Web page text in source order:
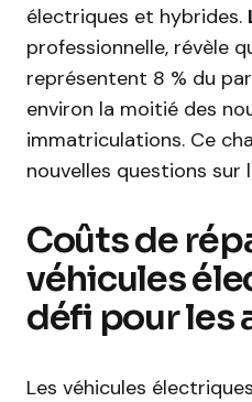
électriques et hybrides.
professionnelle, révèle
représentent 8 % du
environ la moitié des
immatriculations. Ce
nouvelles questions
Coûts de
véhicules
défi pour les
Les véhicules